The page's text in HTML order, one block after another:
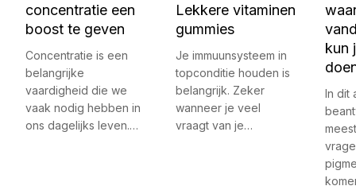
concentratie een
boost te geven
Concentratie is een
belangrijke
vaardigheid die we
vaak nodig hebben in
ons dagelijks leven.…
Lekkere vitaminen
gummies
Je immuunsysteem in
topconditie houden is
belangrijk. Zeker
wanneer je veel
vraagt van je…
kun
In dit